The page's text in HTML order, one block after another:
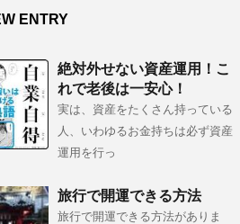
ENTRY
絶対外せない資産運用！こ
れで老後は一安心！
実は、資産をたくさん持っている
人、いわゆるお金持ちは必ず資産
運用を行っ
旅行で開運できる方法
旅行で開運できる方法がありま